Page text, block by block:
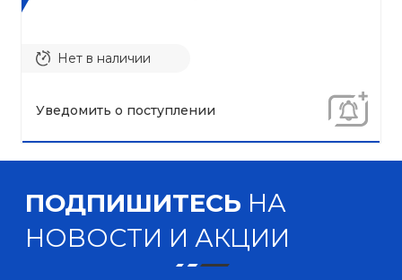
Нет в наличии
Уведомить о поступлении
ПОДПИШИТЕСЬ НА
НОВОСТИ И АКЦИИ